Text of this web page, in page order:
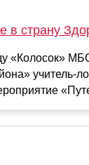
в страну
«Колосок»
учитель-